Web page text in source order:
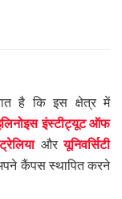
है कि इस क्षेत्र में
इंस्टीट्यूट ऑफ
औरयूनिवर्सिटी
कैंपस स्थापित करने